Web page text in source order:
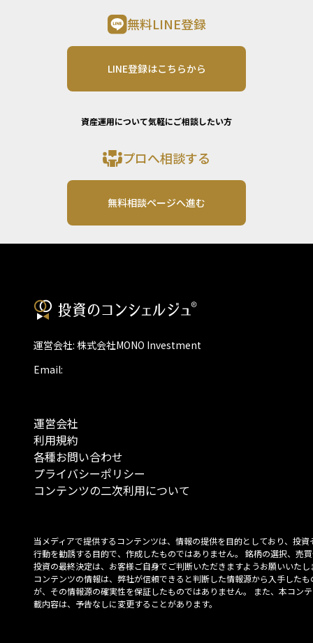
無料LINE登録
LINE登録はこちらから
資産運用について気軽にご相談したい方
プロへ相談する
無料相談ページへ進む
運営会社: 株式会社MONO Investment
Email:
運営会社
利用規約
各種お問い合わせ
プライバシーポリシー
コンテンツの二次利用について
当メディアで提供するコンテンツは、情報の提供を目的としており、投資
行動を勧誘する目的で、作成したものではありません。 銘柄の選択、売
投資の最終決定は、お客様ご自身でご判断いただきますようお願いいたし
コンテンツの情報は、弊社が信頼できると判断した情報源から入手したも
が、その情報源の確実性を保証したものではありません。 また、本コン
載内容は、予告なしに変更することがあります。